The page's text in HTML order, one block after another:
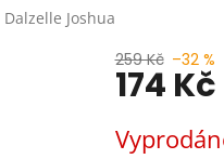
Dalzelle Joshua
259 Kč –32 %
174 Kč
cena: